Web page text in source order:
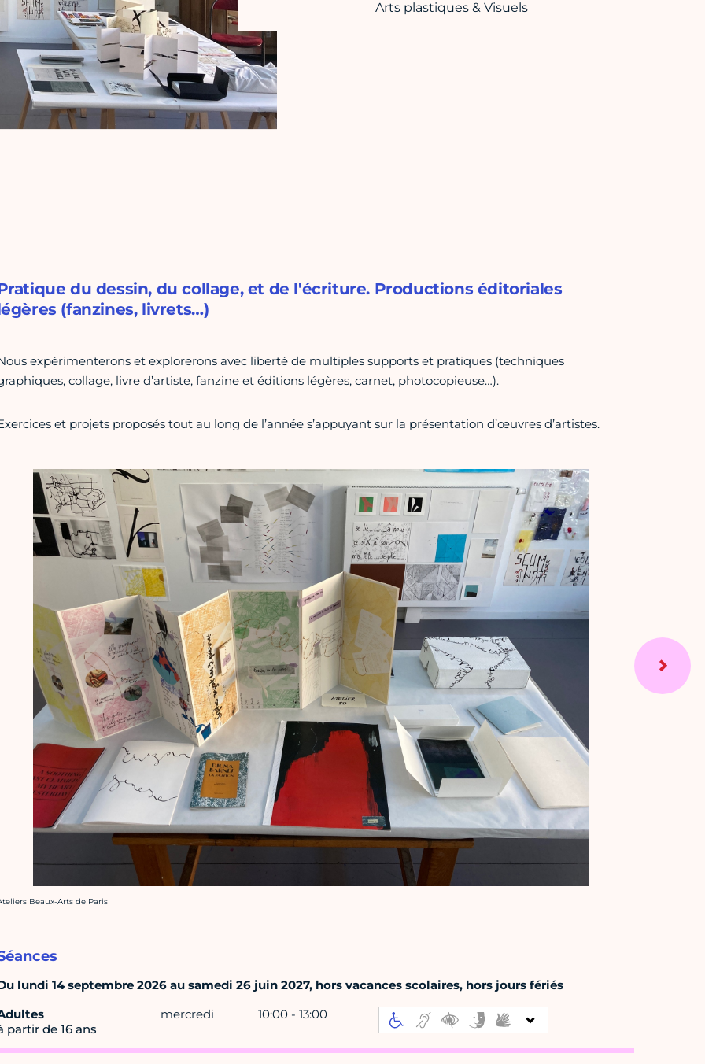
Arts plastiques & Visuels
du dessin, du collage, et de l'écriture. Productions éditoriales
(fanzines, livrets…)
expérimenterons et explorerons avec liberté de multiples supports et pratiques (techniques
collage, livre d’artiste, fanzine et éditions légères, carnet, photocopieuse…).
et projets proposés tout au long de l’année s’appuyant sur la présentation d’œuvres d’artistes.
photo :
Beaux-Arts de Paris
lundi 14 septembre 2026 au samedi 26 juin 2027, hors vacances scolaires, hors jours fériés
partir de 16 ans
mercredi 10:00 - 13:00